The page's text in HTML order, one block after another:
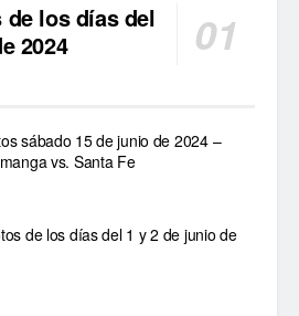
de los días del
2024
sábado 15 de junio de 2024 –
vs. Santa Fe
de los días del 1 y 2 de junio de